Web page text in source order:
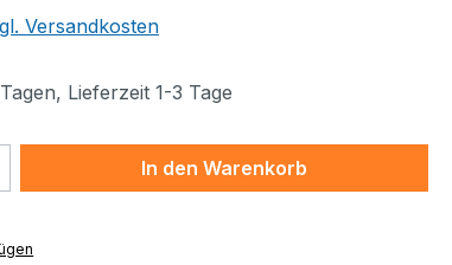
Versandkosten
Lieferzeit 1-3 Tage
Gib den gewünschten Wert
In den Warenkorb